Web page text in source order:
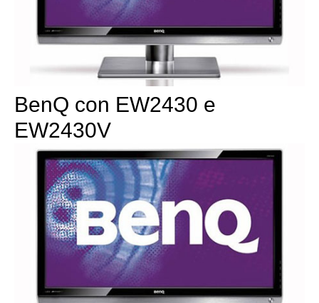
BenQ con EW2430 e
EW2430V